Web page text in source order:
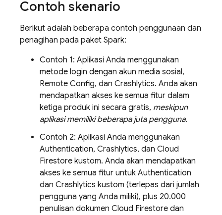
Contoh skenario
Berikut adalah beberapa contoh penggunaan dan
penagihan pada paket Spark:
Contoh 1: Aplikasi Anda menggunakan
metode login dengan akun media sosial,
Remote Config, dan Crashlytics. Anda akan
mendapatkan akses ke semua fitur dalam
ketiga produk ini secara gratis, meskipun
aplikasi memiliki beberapa juta pengguna.
Contoh 2: Aplikasi Anda menggunakan
Authentication, Crashlytics, dan Cloud
Firestore kustom. Anda akan mendapatkan
akses ke semua fitur untuk Authentication
dan Crashlytics kustom (terlepas dari jumlah
pengguna yang Anda miliki), plus 20.000
penulisan dokumen Cloud Firestore dan